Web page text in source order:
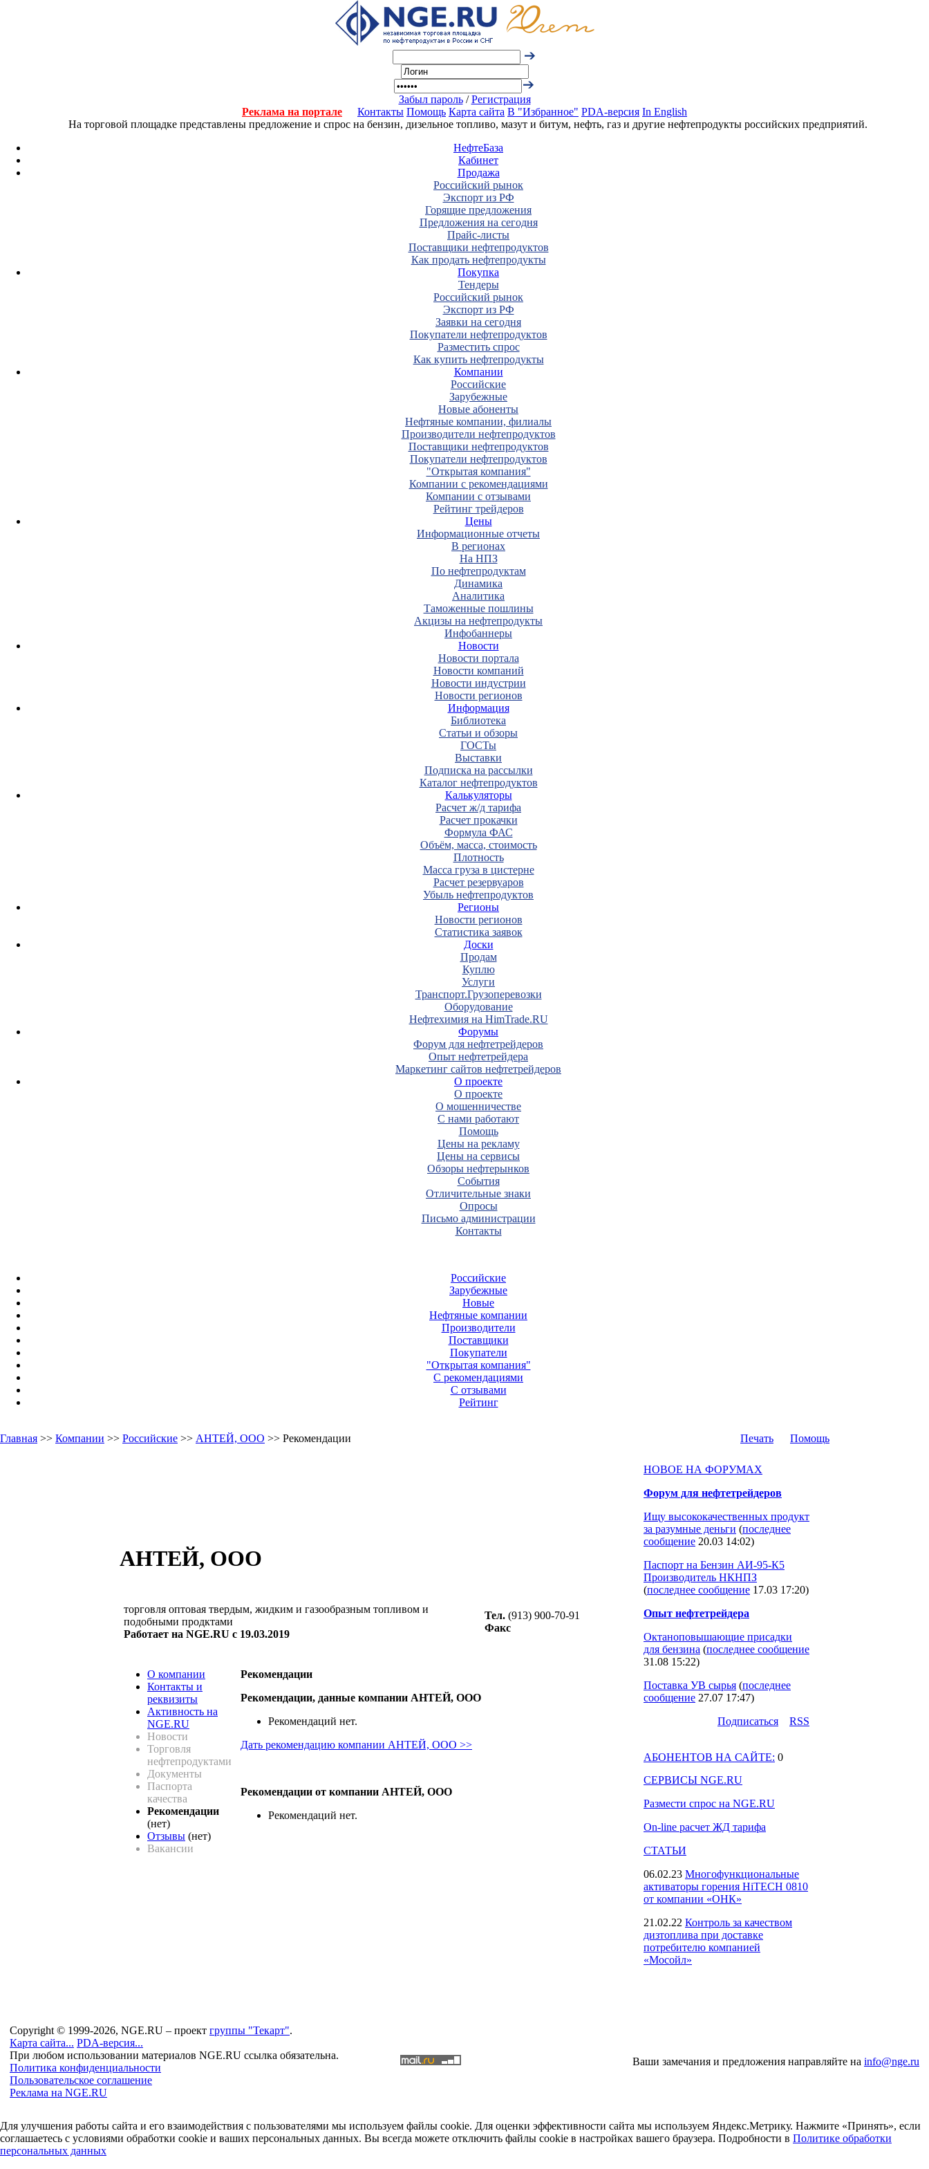
Забыл пароль/Регистрация
Реклама на портале
Контакты Помощь Карта сайта В "Избранное" PDA-версия In English
На торговой площадке представлены предложение и спрос на бензин, дизельное топливо, мазут и битум, нефть, газ и другие нефтепродукты российских предприятий.
НефтеБаза
Кабинет
Продажа
Российский рынок
Экспорт из РФ
Горящие предложения
Предложения на сегодня
Прайс-листы
Поставщики нефтепродуктов
Как продать нефтепродукты
Покупка
Тендеры
Российский рынок
Экспорт из РФ
Заявки на сегодня
Покупатели нефтепродуктов
Разместить спрос
Как купить нефтепродукты
Компании
Российские
Зарубежные
Новые абоненты
Нефтяные компании, филиалы
Производители нефтепродуктов
Поставщики нефтепродуктов
Покупатели нефтепродуктов
"Открытая компания"
Компании с рекомендациями
Компании с отзывами
Рейтинг трейдеров
Цены
Информационные отчеты
В регионах
На НПЗ
По нефтепродуктам
Динамика
Аналитика
Таможенные пошлины
Акцизы на нефтепродукты
Инфобаннеры
Новости
Новости портала
Новости компаний
Новости индустрии
Новости регионов
Информация
Библиотека
Статьи и обзоры
ГОСТы
Выставки
Подписка на рассылки
Каталог нефтепродуктов
Калькуляторы
Расчет ж/д тарифа
Расчет прокачки
Формула ФАС
Объём, масса, стоимость
Плотность
Масса груза в цистерне
Расчет резервуаров
Убыль нефтепродуктов
Регионы
Новости регионов
Статистика заявок
Доски
Продам
Куплю
Услуги
Транспорт.Грузоперевозки
Оборудование
Нефтехимия на HimTrade.RU
Форумы
Форум для нефтетрейдеров
Опыт нефтетрейдера
Маркетинг сайтов нефтетрейдеров
О проекте
О проекте
О мошенничестве
С нами работают
Помощь
Цены на рекламу
Цены на сервисы
Обзоры нефтерынков
События
Отличительные знаки
Опросы
Письмо администрации
Контакты
Российские
Зарубежные
Новые
Нефтяные компании
Производители
Поставщики
Покупатели
"Открытая компания"
С рекомендациями
С отзывами
Рейтинг
Главная >> Компании >> Российские >> АНТЕЙ, ООО >> Рекомендации Печать Помощь
АНТЕЙ, ООО
торговля оптовая твердым, жидким и газообразным топливом и
подобными продктами
Работает на NGE.RU с 19.03.2019
Тел. (913) 900-70-91
Факс
О компании
Контакты и
реквизиты
Активность на
NGE.RU
Новости
Торговля
нефтепродуктами
Документы
Паспорта
качества
Рекомендации
(нет)
Отзывы (нет)
Вакансии
Рекомендации
Рекомендации, данные компании АНТЕЙ, ООО
Рекомендаций нет.
Дать рекомендацию компании АНТЕЙ, ООО >>
Рекомендации от компании АНТЕЙ, ООО
Рекомендаций нет.
НОВОЕ НА ФОРУМАХ
Форум для нефтетрейдеров
Ищу высококачественных продукт
за разумные деньги (последнее
сообщение 20.03 14:02)
Паспорт на Бензин АИ-95-К5
Производитель НКНПЗ
(последнее сообщение 17.03 17:20)
Опыт нефтетрейдера
Октаноповышающие присадки
для бензина (последнее сообщение
31.08 15:22)
Поставка УВ сырья (последнее
сообщение 27.07 17:47)
Подпиcаться
RSS
АБОНЕНТОВ НА САЙТЕ: 0
СЕРВИСЫ NGE.RU
Размести спрос на NGE.RU
On-line расчет ЖД тарифа
СТАТЬИ
06.02.23 Многофункциональные
активаторы горения HiTECH 0810
от компании «ОНК»
21.02.22 Контроль за качеством
дизтоплива при доставке
потребителю компанией
«Мосойл»
Copyright © 1999-2026, NGE.RU – проект группы "Текарт".
Карта сайта... PDA-версия...
При любом использовании материалов NGE.RU ссылка обязательна.
Политика конфиденциальности
Пользовательское соглашение
Реклама на NGE.RU
Ваши замечания и предложения направляйте на info@nge.ru
Для улучшения работы сайта и его взаимодействия с пользователями мы используем файлы cookie. Для оценки эффективности сайта мы используем Яндекс.Метрику. Нажмите «Принять», если
соглашаетесь с условиями обработки cookie и ваших персональных данных. Вы всегда можете отключить файлы cookie в настройках вашего браузера. Подробности в Политике обработки
персональных данных